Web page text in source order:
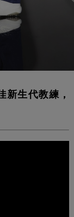
新生代教練，